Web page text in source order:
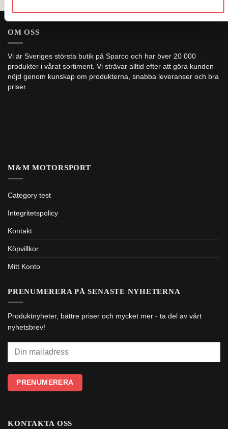
OM OSS
Vi är Sveriges största butik på Sparco och har över 20 000
produkter i vårat sortiment. Vi strävar alltid efter att göra kunden
nöjd genom kunskap om produkterna, snabba leveranser och bra
priser.
M&M MOTORSPORT
Category test
Integritetspolicy
Kontakt
Köpvillkor
Mitt Konto
PRENUMERERA PÅ SENASTE NYHETERNA
Produktnyheter, bättre priser och mycket mer - ta del av vårt
nyhetsbrev!
KONTAKTA OSS